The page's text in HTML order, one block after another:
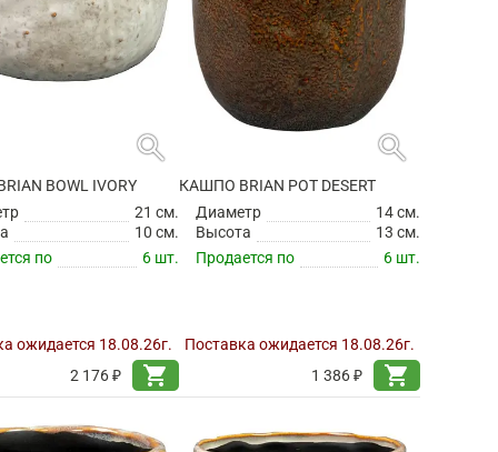
search
BOWL IVORY
21 см.
10 см.
по
6 шт.
ожидается 18.08.26г.
2 176 ₽
shopping_cart
search
КАШПО BRIAN POT DESERT
Диаметр
14 см.
Высота
13 см.
Продается по
6 шт.
Поставка ожидается 18.08.26г.
1 386 ₽
shopping_cart